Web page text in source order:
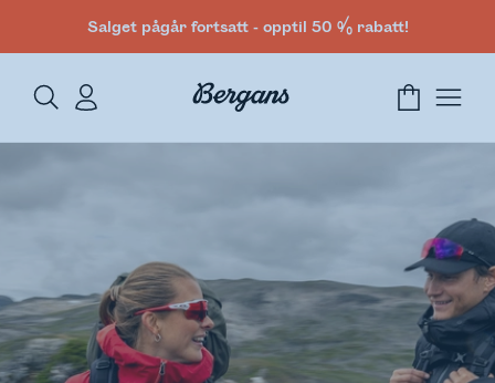
Salget pågår fortsatt - opptil 50 % rabatt!